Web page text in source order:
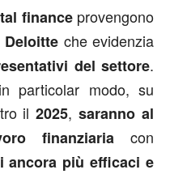
financeprovengono
Deloitte che evidenzia
del settore.
particolar modo, su
il2025,saranno al
finanziaria con
ancora più efficaci e